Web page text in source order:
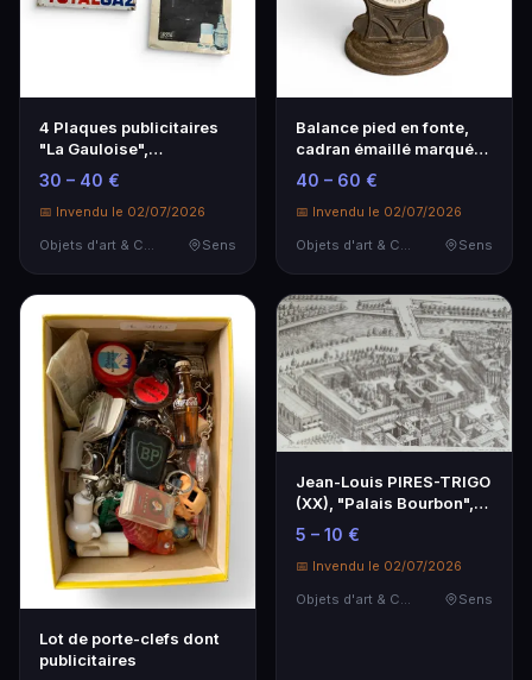
4 Plaques publicitaires
"La Gauloise",
"Primagaz", ,"Totalga…
30 – 40 €
📅 Invendu le 02/07/2026
Objets d'art & Curiosités
Sens
Balance pied en fonte,
cadran émaillé marqué
MG.
40 – 60 €
📅 Invendu le 02/07/2026
Objets d'art & Curiosités
Sens
Lot de porte-clefs dont
publicitaires
Jean-Louis PIRES-TRIGO
(XX), "Palais Bourbon",
1983.
5 – 10 €
📅 Invendu le 02/07/2026
Objets d'art & Curiosités
Sens